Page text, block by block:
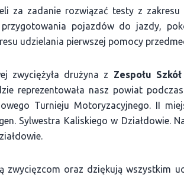
za zadanie rozwiązać testy z
przygotowania pojazdów do jazdy,
udzielania pierwszej pomocy
zwyciężyła drużyna z Zespołu
reprezentowała nasz powiat
Turnieju Motoryzacyjnego. II
Sylwestra Kaliskiego w Działdowie.
zwycięzcom oraz dziękują wszystkim